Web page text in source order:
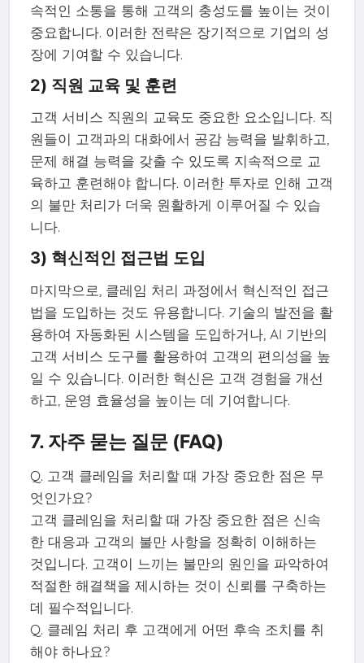
속적인 소통을 통해 고객의 충성도를 높이는 것이
중요합니다. 이러한 전략은 장기적으로 기업의 성
장에 기여할 수 있습니다.
2) 직원 교육 및 훈련
고객 서비스 직원의 교육도 중요한 요소입니다. 직
원들이 고객과의 대화에서 공감 능력을 발휘하고,
문제 해결 능력을 갖출 수 있도록 지속적으로 교
육하고 훈련해야 합니다. 이러한 투자로 인해 고객
의 불만 처리가 더욱 원활하게 이루어질 수 있습
니다.
3) 혁신적인 접근법 도입
마지막으로, 클레임 처리 과정에서 혁신적인 접근
법을 도입하는 것도 유용합니다. 기술의 발전을 활
용하여 자동화된 시스템을 도입하거나, AI 기반의
고객 서비스 도구를 활용하여 고객의 편의성을 높
일 수 있습니다. 이러한 혁신은 고객 경험을 개선
하고, 운영 효율성을 높이는 데 기여합니다.
7. 자주 묻는 질문 (FAQ)
Q. 고객 클레임을 처리할 때 가장 중요한 점은 무
엇인가요?
고객 클레임을 처리할 때 가장 중요한 점은 신속
한 대응과 고객의 불만 사항을 정확히 이해하는
것입니다. 고객이 느끼는 불만의 원인을 파악하여
적절한 해결책을 제시하는 것이 신뢰를 구축하는
데 필수적입니다.
Q. 클레임 처리 후 고객에게 어떤 후속 조치를 취
해야 하나요?